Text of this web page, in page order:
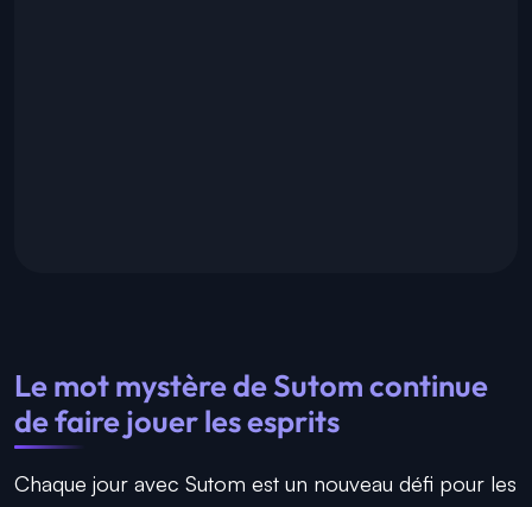
Le mot mystère de Sutom continue
de faire jouer les esprits
Chaque jour avec Sutom est un nouveau défi pour les